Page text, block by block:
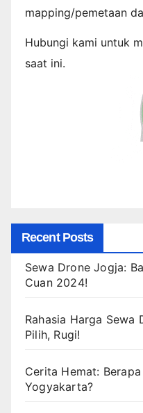
mapping/pemetaan
Hubungi kami untuk
saat ini.
Recent Posts
Sewa Drone Jogja:
Cuan 2024!
Rahasia Harga Sewa
Pilih, Rugi!
Cerita Hemat:
Yogyakarta?